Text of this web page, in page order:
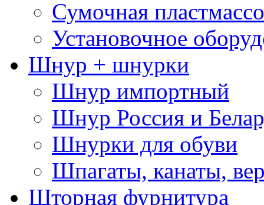
Сумочная
Установочное
Шнур + шнурки
Шнур импортный
Шнур Россия и
Шнурки для обуви
Шпагаты, канаты,
Шторная фурнитура